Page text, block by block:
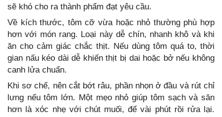
sẽ khó cho ra thành phẩm đạt yêu cầu.
Về kích thước, tôm cỡ vừa hoặc nhỏ thường phù hợp
hơn với món rang. Loại này dễ chín, nhanh khô và khi
ăn cho cảm giác chắc thịt. Nếu dùng tôm quá to, thời
gian nấu kéo dài dễ khiến thịt bị dai hoặc bở nếu không
canh lửa chuẩn.
Khi sơ chế, nên cắt bớt râu, phần nhọn ở đầu và rút chỉ
lưng nếu tôm lớn. Một mẹo nhỏ giúp tôm sạch và săn
hơn là xóc nhẹ với chút muối, để vài phút rồi rửa lại.